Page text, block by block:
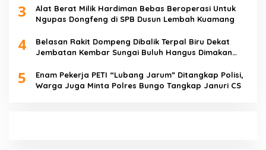
3
Alat Berat Milik Hardiman Bebas Beroperasi Untuk
Ngupas Dongfeng di SPB Dusun Lembah Kuamang
4
Belasan Rakit Dompeng Dibalik Terpal Biru Dekat
Jembatan Kembar Sungai Buluh Hangus Dimakan
5
Enam Pekerja PETI “Lubang Jarum” Ditangkap Polisi,
Warga Juga Minta Polres Bungo Tangkap Januri CS